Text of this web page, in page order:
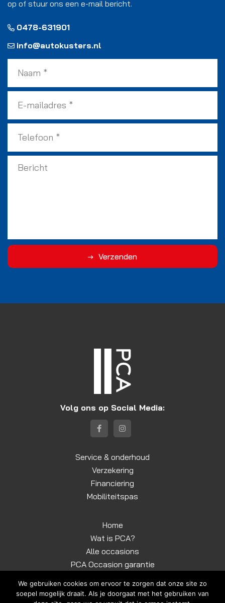
op of stuur ons een e-mail bericht.
0478-631901
info@autokusters.nl
Verzenden
Volg ons op Social Media:
Service & onderhoud
Verzekering
Financiering
Mobiliteitspas
Home
Wat is PCA?
Alle occasions
PCA Occasion garantie
We gebruiken cookies om ervoor te zorgen dat onze site zo
soepel mogelijk draait. Als je doorgaat met het gebruiken van